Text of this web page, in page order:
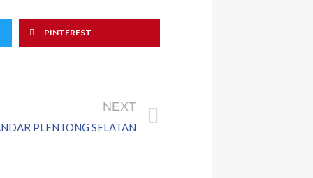
PINTEREST
NEXT
PLENTONG SELATAN